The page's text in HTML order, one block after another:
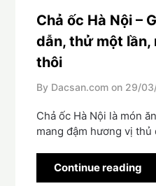
Chả ốc Hà Nội –
dẫn, thử một lần,
thôi
By Dacsan.com on 29/
Chả ốc Hà Nội là món
mang đậm hương vị thủ
Continue reading